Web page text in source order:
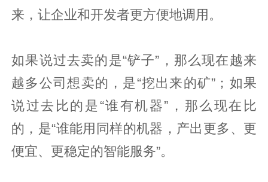
来，让企业和开发者更方便地调用。
如果说过去卖的是“铲子”，那么现在越来
越多公司想卖的，是“挖出来的矿”；如果
说过去比的是“谁有机器”，那么现在比
的，是“谁能用同样的机器，产出更多、更
便宜、更稳定的智能服务”。